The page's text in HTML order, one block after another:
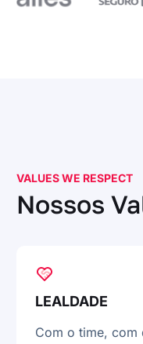
VALUES WE RESPECT
Nossos
LEALDADE
Com o time, com